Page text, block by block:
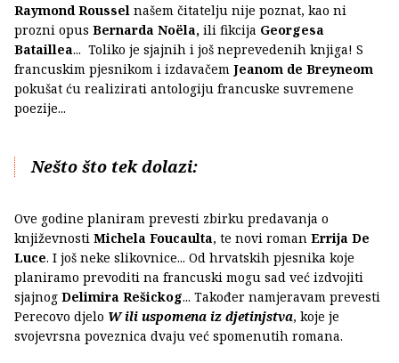
Raymond Roussel našem čitatelju nije poznat, kao ni
prozni opus Bernarda Noëla, ili fikcija Georgesa
Bataillea... Toliko je sjajnih i još neprevedenih knjiga! S
francuskim pjesnikom i izdavačem Jeanom de Breyneom
pokušat ću realizirati antologiju francuske suvremene
poezije...
Nešto što tek dolazi:
Ove godine planiram prevesti zbirku predavanja o
književnosti Michela Foucaulta, te novi roman Errija De
Luce. I još neke slikovnice... Od hrvatskih pjesnika koje
planiramo prevoditi na francuski mogu sad već izdvojiti
sjajnog Delimira Rešickog... Također namjeravam prevesti
Perecovo djelo W ili uspomena iz djetinjstva, koje je
svojevrsna poveznica dvaju već spomenutih romana.